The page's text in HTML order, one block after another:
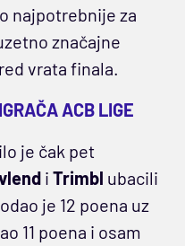
najpotrebnije za
značajne
vrata finala.
ACB LIGE
je čak pet
i Trimbl ubacili
je 12 poena uz
11 poena i osam